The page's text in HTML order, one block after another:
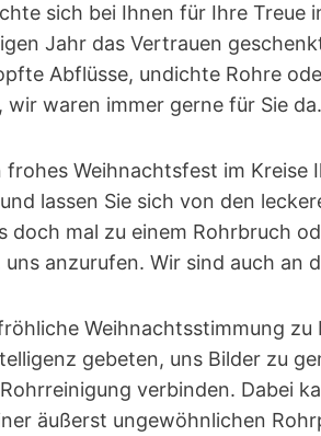
sich bei Ihnen für Ihre Treue
Jahr das Vertrauen
Abflüsse, undichte Rohre
wir waren immer gerne für Sie da.
frohes Weihnachtsfest im Kreise
lassen Sie sich von den
doch mal zu einem Rohrbruch
anzurufen. Wir sind auch an
Weihnachtsstimmung
gebeten, uns Bilder zu
verbinden. Dabei
äußerst ungewöhnlichen